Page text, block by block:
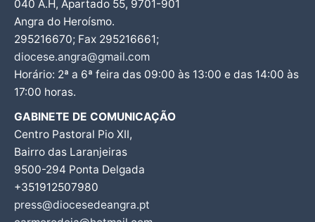
040 A.H, Apartado 55, 9701-901
Angra do Heroísmo.
295216670; Fax 295216661;
diocese.angra@gmail.com
Horário: 2ª a 6ª feira das 09:00 às 13:00 e das 14:00 às
17:00 horas.
GABINETE DE COMUNICAÇÃO
Centro Pastoral Pio XII,
Bairro das Laranjeiras
9500-294 Ponta Delgada
+351912507980
press@diocesedeangra.pt